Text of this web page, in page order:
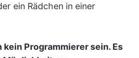
ein Rädchen in einer
kein Programmierer sein. Es